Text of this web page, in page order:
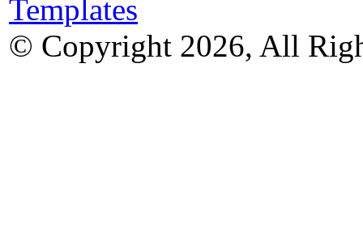
© Copyright 2026, All